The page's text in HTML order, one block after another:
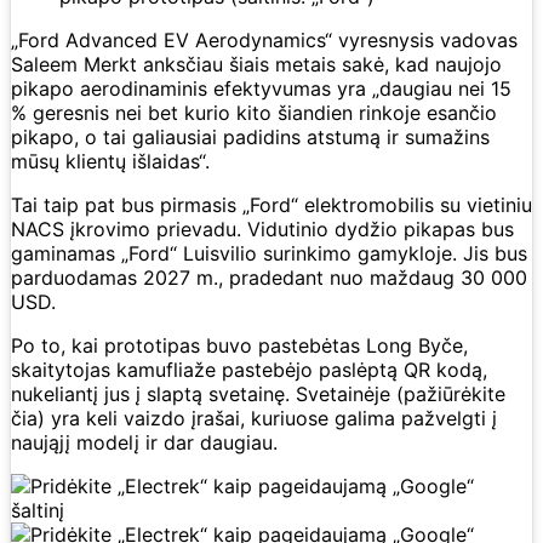
„Ford Advanced EV Aerodynamics“ vyresnysis vadovas
Saleem Merkt anksčiau šiais metais sakė, kad naujojo
pikapo aerodinaminis efektyvumas yra „daugiau nei 15
% geresnis nei bet kurio kito šiandien rinkoje esančio
pikapo, o tai galiausiai padidins atstumą ir sumažins
mūsų klientų išlaidas“.
Tai taip pat bus pirmasis „Ford“ elektromobilis su vietiniu
NACS įkrovimo prievadu. Vidutinio dydžio pikapas bus
gaminamas „Ford“ Luisvilio surinkimo gamykloje. Jis bus
parduodamas 2027 m., pradedant nuo maždaug 30 000
USD.
Po to, kai prototipas buvo pastebėtas Long Byče,
skaitytojas kamufliaže pastebėjo paslėptą QR kodą,
nukeliantį jus į slaptą svetainę. Svetainėje (pažiūrėkite
čia) yra keli vaizdo įrašai, kuriuose galima pažvelgti į
naująjį modelį ir dar daugiau.